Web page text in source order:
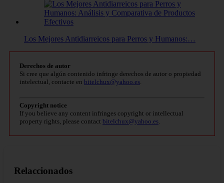
Los Mejores Antidiarreicos para Perros y Humanos:…
Derechos de autor
Si cree que algún contenido infringe derechos de autor o propiedad
intelectual, contacte en bitelchux@yahoo.es.
Copyright notice
If you believe any content infringes copyright or intellectual
property rights, please contact bitelchux@yahoo.es.
Relaccionados